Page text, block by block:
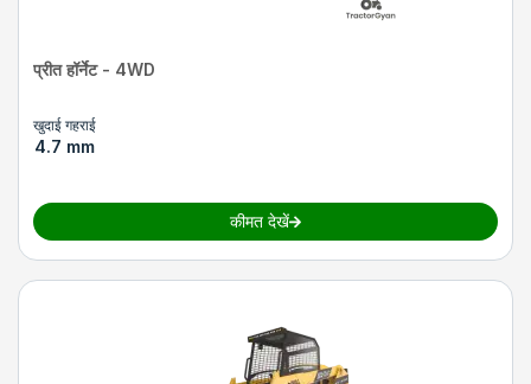
प्रीत हॉर्नेट - 4WD
खुदाई गहराई
4.7 mm
कीमत देखें